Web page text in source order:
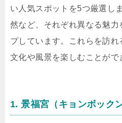
い人気スポットを5つ厳選し
然など、それぞれ異なる魅力
プしています。これらを訪
文化や風景を楽しむことがで
1. 景福宮（キョンボックン